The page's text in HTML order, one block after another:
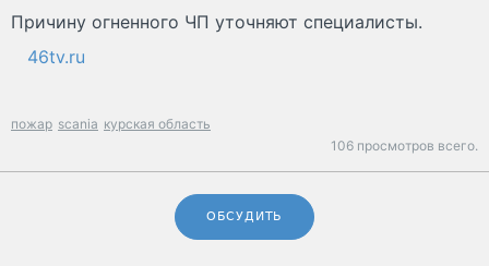
Причину огненного ЧП уточняют специалисты.
46tv.ru
пожар scania курская область
106 просмотров всего.
ОБСУДИТЬ